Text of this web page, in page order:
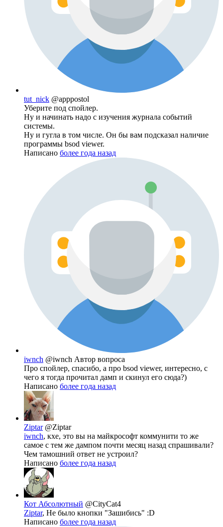
tut_nick @apppostol
Уберите под спойлер.
Ну и начинать надо с изучения журнала событий
системы.
Ну и гугла в том числе. Он бы вам подсказал наличие
программы bsod viewer.
Написано более года назад
iwnch @iwnch Автор вопроса
Про спойлер, спасибо, а про bsod viewer, интересно, с
чего я тогда прочитал дамп и скинул его сюда?)
Написано более года назад
Ziptar @Ziptar
iwnch, кхе, это вы на майкрософт коммунити то же
самое с тем же дампом почти месяц назад спрашивали?
Чем тамошний ответ не устроил?
Написано более года назад
Кот Абсолютный @CityCat4
Ziptar, Не было кнопки "Зашибись" :D
Написано более года назад